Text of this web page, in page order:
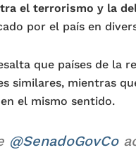
el terrorismo y la
por el país en
que países de la
similares, mientras
el mismo sentido.
@SenadoGovCo